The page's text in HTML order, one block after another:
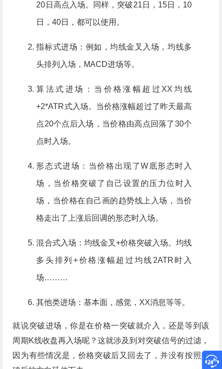
20日高点入场。同样，突破21日，15日，10
日，40日，都可以使用。
指标式进场：例如，均线金叉入场，均线多
头排列入场，MACD进场等。
算法式进场：当价格涨幅超过XX均线
+2*ATR式入场。当价格涨幅超过了昨天最高
点20个点后入场，当价格由高点回落了30个
点时入场。
形态式进场：当价格出现了W底形态时入
场，当价格突破了自己设置的压力位时入
场，当价格在自己画的趋势线上入场，当价
格走出了上涨后回调的形态时入场。
混合式入场：均线金叉+价格突破入场。均线
多头排列+价格涨幅超过均线2ATR时入
场………
其他类进场：基本面，感觉，XX消息等等。
就说突破进场，你是在价格一突破就介入，还是等到该
周期K线收盘再入场呢？这就涉及到对突破信号的过滤，
因为有些情况是，价格突破后又回去了，并没有按照突